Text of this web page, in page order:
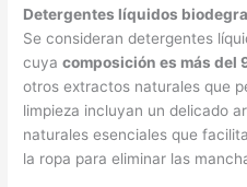
Detergentes líquidos
Se consideran detergentes
cuyacomposición es más del
otros extractos naturales que
limpieza incluyan un delicado
naturales esenciales que
la ropa para eliminar las